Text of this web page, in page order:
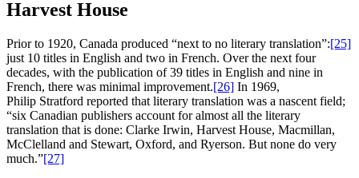
Harvest House
Prior to 1920, Canada produced “next to no literary translation”:[25]
just 10 titles in English and two in French. Over the next four
decades, with the publication of 39 titles in English and nine in
French, there was minimal improvement.[26] In 1969,
Philip Stratford reported that literary translation was a nascent field;
“six Canadian publishers account for almost all the literary
translation that is done: Clarke Irwin, Harvest House, Macmillan,
McClelland and Stewart, Oxford, and Ryerson. But none do very
much.”[27]